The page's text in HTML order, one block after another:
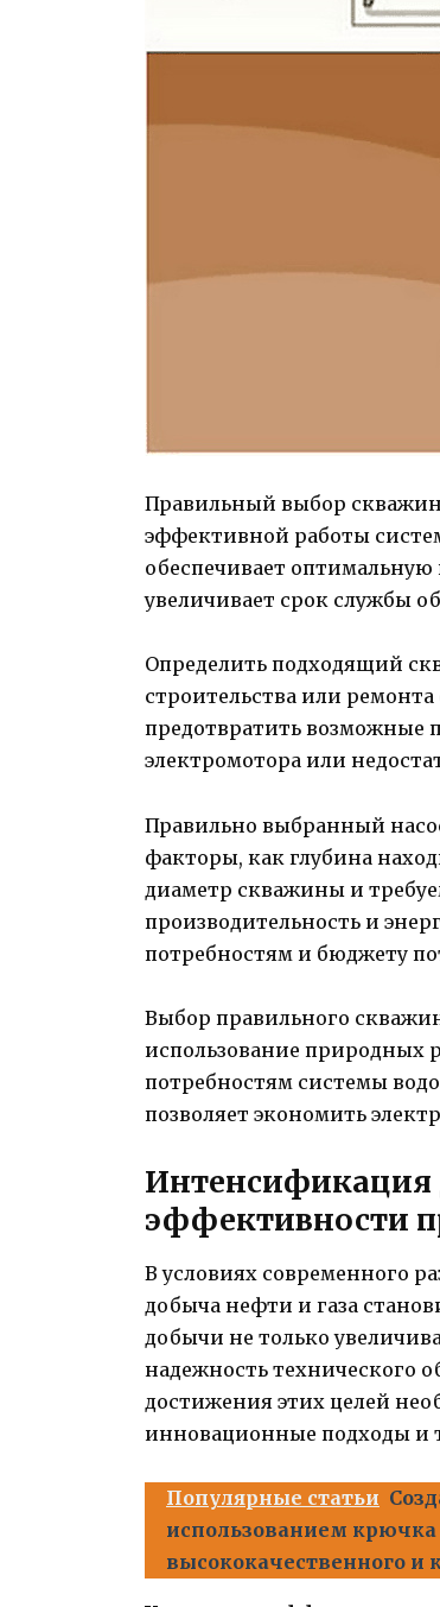
Правильный выбор
эффективной работы
обеспечивает
увеличивает срок службы
Определить подходящий
строительства или
предотвратить возможные
электромотора или
Правильно выбранный
факторы, как глубина
диаметр скважины и
производительность и
потребностям и бюджету
Выбор правильного
использование природных
потребностям системы
позволяет экономить
Интенсификация
эффективности
В условиях современного
добыча нефти и газа
добычи не только
надежность технического
достижения этих целей
инновационные подходы и
Популярные статьи
использованием
высококачественного и